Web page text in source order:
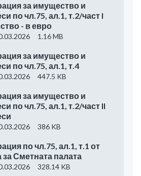
за имущество и
по чл.75, ал.1, т.2/част I
- в евро
1.16 MB
за имущество и
по чл.75, ал.1, т.4
447.5 KB
за имущество и
по чл.75, ал.1, т.2/част II
386 KB
по чл.75, ал.1, т.1 от
за Сметната палата
328.14 KB